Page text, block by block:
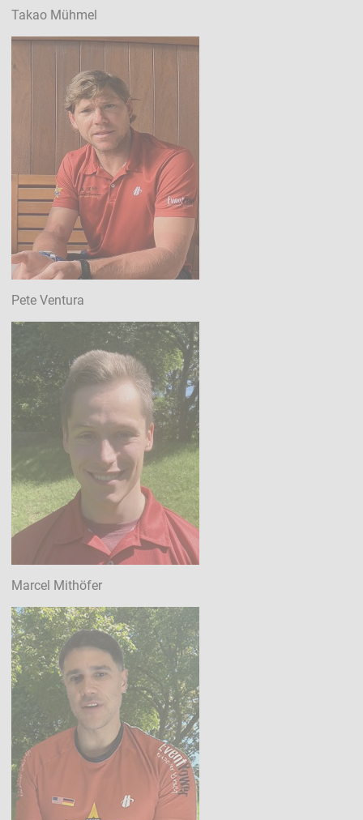
Takao Mühmel
Pete Ventura
Marcel Mithöfer